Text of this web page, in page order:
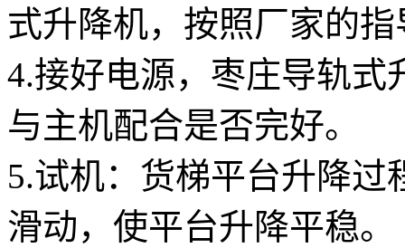
式升降机，按照厂家的
4.接好电源，枣庄导轨式
与主机配合是否完好。
5.试机：货梯平台升降
滑动，使平台升降平稳。